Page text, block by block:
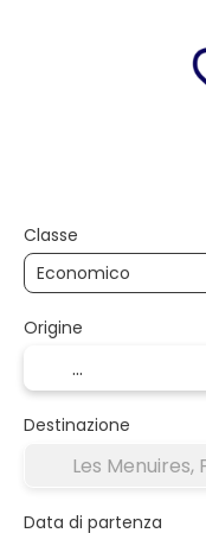
Classe
Origine
Destinazione
Data di partenza